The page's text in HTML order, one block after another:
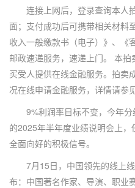
连接上网后，登录查询本人
面；支付成功后可携带相关材料
收入一般缴款书（电子）》、《
邮政速递服务，速递上门。 本
买受人提供在线金融服务。拍卖
况在线申请金融服务，详情请参
9%利润率目标不变，今年分
的2025年半年度业绩说明会上，
全面向好的积极信号。
7月15日，中国领先的线上线
布：中国著名作家、导演、职业